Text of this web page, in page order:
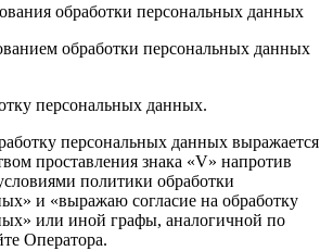
обработки персональных данных
обработки персональных данных
персональных данных.
персональных данных выражается
проставления знака «V» напротив
политики обработки
и «выражаю согласие на обработку
или иной графы, аналогичной по
Оператора.